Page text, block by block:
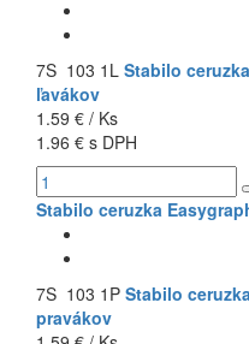
7S 103 1L Stabilo
ľavákov
1.59 € / Ks
1.96 € s DPH
Stabilo ceruzka
7S 103 1P Stabilo
pravákov